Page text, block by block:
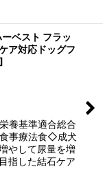
ベスト フラッ
ア対応ドッグフ
]
養基準適合総合
事療法食◇成犬
やして尿量を増
指した結石ケア